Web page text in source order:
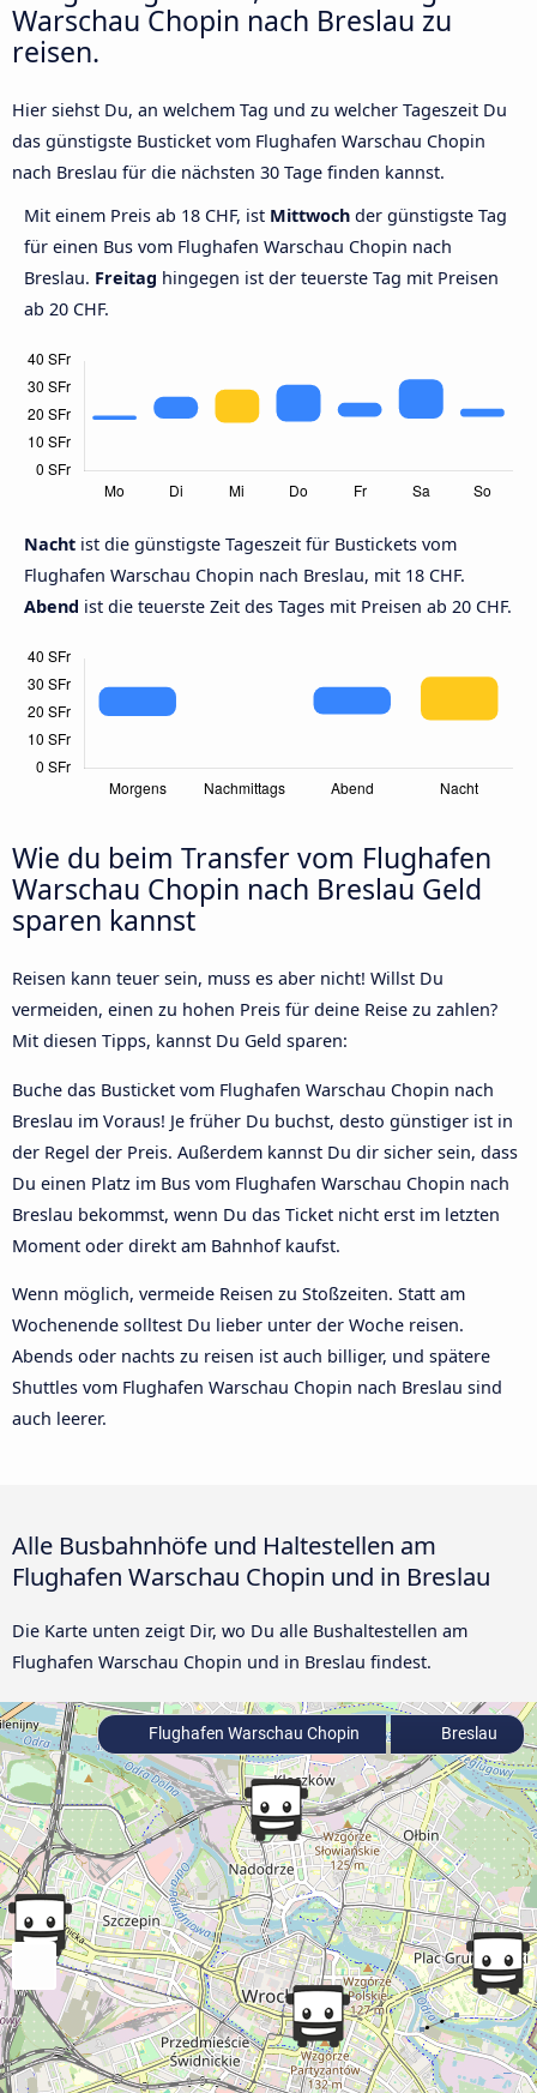
Warschau Chopin nach Breslau zu
reisen.
Hier siehst Du, an welchem Tag und zu welcher Tageszeit Du
das günstigste Busticket vom Flughafen Warschau Chopin
nach Breslau für die nächsten 30 Tage finden kannst.
Mit einem Preis ab 18 CHF, ist Mittwoch der günstigste Tag
für einen Bus vom Flughafen Warschau Chopin nach
Breslau. Freitag hingegen ist der teuerste Tag mit Preisen
ab 20 CHF.
Nacht ist die günstigste Tageszeit für Bustickets vom
Flughafen Warschau Chopin nach Breslau, mit 18 CHF.
Abend ist die teuerste Zeit des Tages mit Preisen ab 20 CHF.
Wie du beim Transfer vom Flughafen
Warschau Chopin nach Breslau Geld
sparen kannst
Reisen kann teuer sein, muss es aber nicht! Willst Du
vermeiden, einen zu hohen Preis für deine Reise zu zahlen?
Mit diesen Tipps, kannst Du Geld sparen:
Buche das Busticket vom Flughafen Warschau Chopin nach
Breslau im Voraus! Je früher Du buchst, desto günstiger ist in
der Regel der Preis. Außerdem kannst Du dir sicher sein, dass
Du einen Platz im Bus vom Flughafen Warschau Chopin nach
Breslau bekommst, wenn Du das Ticket nicht erst im letzten
Moment oder direkt am Bahnhof kaufst.
Wenn möglich, vermeide Reisen zu Stoßzeiten. Statt am
Wochenende solltest Du lieber unter der Woche reisen.
Abends oder nachts zu reisen ist auch billiger, und spätere
Shuttles vom Flughafen Warschau Chopin nach Breslau sind
auch leerer.
Alle Busbahnhöfe und Haltestellen am
Flughafen Warschau Chopin und in Breslau
Die Karte unten zeigt Dir, wo Du alle Bushaltestellen am
Flughafen Warschau Chopin und in Breslau findest.
Flughafen Warschau Chopin Breslau